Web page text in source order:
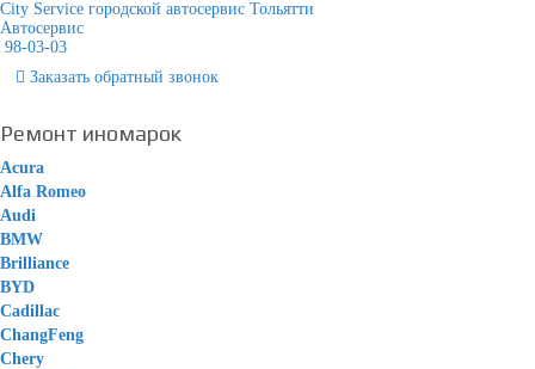
City Service городской автосервис Тольятти
Автосервис
98-03-03
Заказать обратный звонок
Ремонт иномарок
Acura
Alfa Romeo
Audi
BMW
Brilliance
BYD
Cadillac
ChangFeng
Chery